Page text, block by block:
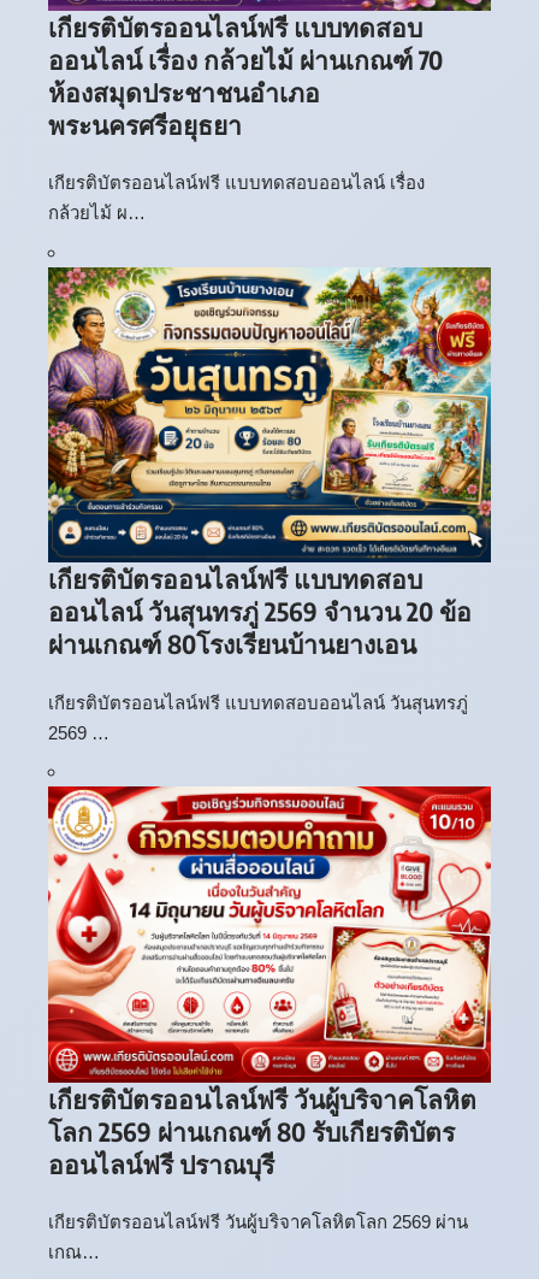
เกียรติบัตรออนไลน์ฟรี แบบทดสอบ
ออนไลน์ เรื่อง กล้วยไม้ ผ่านเกณฑ์ 70
ห้องสมุดประชาชนอำเภอ
พระนครศรีอยุธยา
เกียรติบัตรออนไลน์ฟรี แบบทดสอบออนไลน์ เรื่อง
กล้วยไม้ ผ…
เกียรติบัตรออนไลน์ฟรี แบบทดสอบ
ออนไลน์ วันสุนทรภู่ 2569 จำนวน 20 ข้อ
ผ่านเกณฑ์ 80โรงเรียนบ้านยางเอน
เกียรติบัตรออนไลน์ฟรี แบบทดสอบออนไลน์ วันสุนทรภู่
2569 …
เกียรติบัตรออนไลน์ฟรี วันผู้บริจาคโลหิต
โลก 2569 ผ่านเกณฑ์ 80 รับเกียรติบัตร
ออนไลน์ฟรี ปราณบุรี
เกียรติบัตรออนไลน์ฟรี วันผู้บริจาคโลหิตโลก 2569 ผ่าน
เกณ…